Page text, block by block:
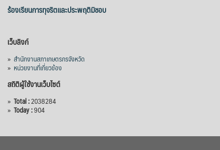
ร้องเรียนการทุจริตและประพฤติมิชอบ
เว็บลิงก์
» สำนักงานสภาเกษตรกรจังหวัด
» หน่วยงานที่เกี่ยวข้อง
สถิติผู้ใช้งานเว็บไซต์
» Total :2038284
» Today :904